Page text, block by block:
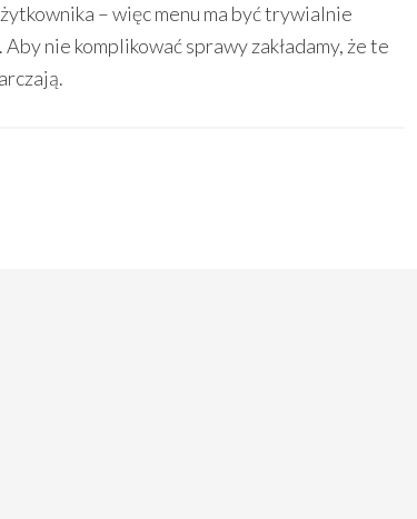
– więc menu ma być trywialnie
nie komplikować sprawy zakładamy, że te